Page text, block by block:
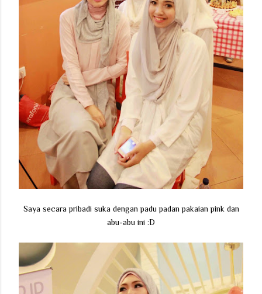
Saya secara pribadi suka dengan padu padan pakaian pink dan
abu-abu ini :D